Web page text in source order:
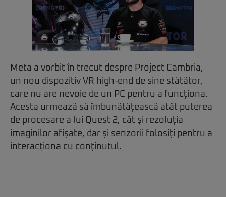
Meta a vorbit în trecut despre Project Cambria,
un nou dispozitiv VR high-end de sine stătător,
care nu are nevoie de un PC pentru a funcționa.
Acesta urmează să îmbunătățească atât puterea
de procesare a lui Quest 2, cât și rezoluția
imaginilor afișate, dar și senzorii folosiți pentru a
interacționa cu conținutul.